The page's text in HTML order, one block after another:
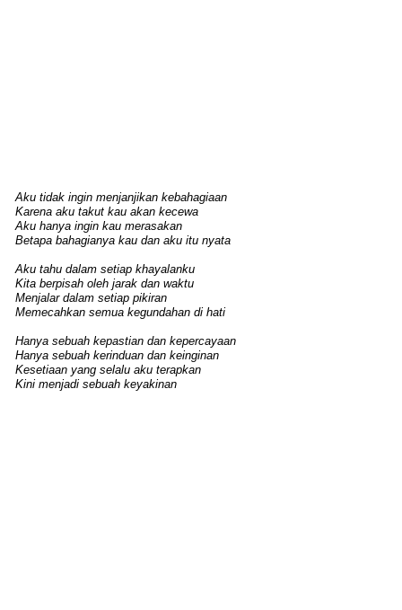
Aku tidak ingin menjanjikan kebahagiaan
Karena aku takut kau akan kecewa
Aku hanya ingin kau merasakan
Betapa bahagianya kau dan aku itu nyata
Aku tahu dalam setiap khayalanku
Kita berpisah oleh jarak dan waktu
Menjalar dalam setiap pikiran
Memecahkan semua kegundahan di hati
Hanya sebuah kepastian dan kepercayaan
Hanya sebuah kerinduan dan keinginan
Kesetiaan yang selalu aku terapkan
Kini menjadi sebuah keyakinan